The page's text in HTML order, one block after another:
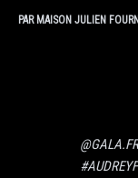
PAR MAISON JULIEN